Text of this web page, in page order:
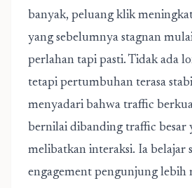
banyak, peluang klik
yang sebelumnya stagnan
perlahan tapi pasti. Tidak ada
tetapi pertumbuhan terasa
menyadari bahwa traffic
bernilai dibanding traffic besar
melibatkan interaksi. Ia belajar
engagement pengunjung lebih